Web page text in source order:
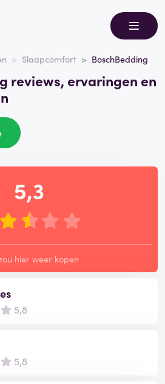
Slaapcomfort BoschBedding
reviews, ervaringen en
5,8
5,8
5,3
hier weer kopen